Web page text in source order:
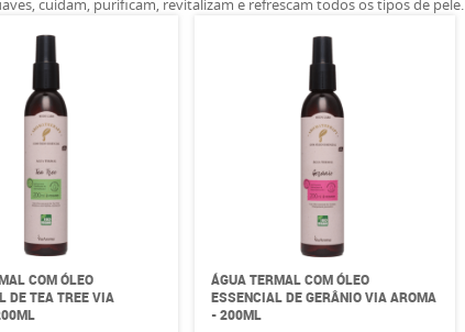
cuidam, purificam, revitalizam e refrescam todos os tipos de pele.
COM ÓLEO
DE TEA TREE VIA
ÁGUA TERMAL COM ÓLEO
ESSENCIAL DE GERÂNIO VIA AROMA
- 200ML